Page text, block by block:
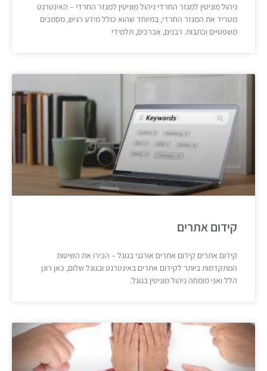
ניהול מוניטין למגזר החרדי ניהול מוניטין למגזר החרדי – האינטרנט
מטריד את המגזר החרדי, במיוחד שהוא כולל מידע רגיש, מסמכים
משפטיים וכתבות. רבנים, אברכים, תלמידי
קידום אתרים
קידום אתרים קידום אתרים אורגני בגוגל – הכירו את השיטות
המתקדמות ביותר לקידום אתרים באינטרנט ובגוגל שלום, כאן רונן
הלל ואני מומחה ניהול מוניטין בגוגל.